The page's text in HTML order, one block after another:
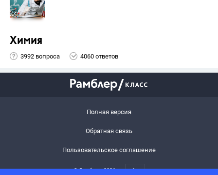
Химия
3992 вопроса 4060 ответов
Полная версия
Обратная связь
Пользовательское соглашение
© Рамблер,2026 6+